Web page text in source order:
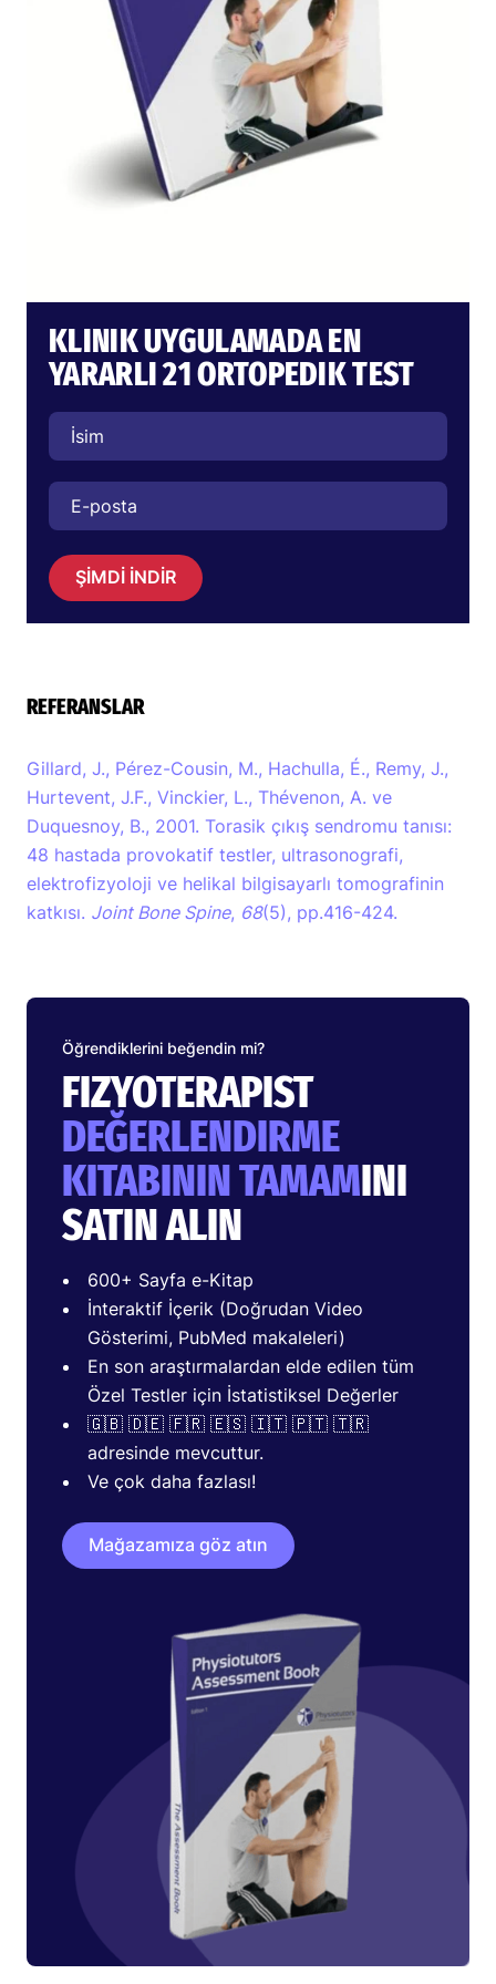
KLINIK UYGULAMADA EN
YARARLI 21 ORTOPEDIK TEST
ŞİMDİ İNDİR
REFERANSLAR
Gillard, J., Pérez-Cousin, M., Hachulla, É., Remy, J.,
Hurtevent, J.F., Vinckier, L., Thévenon, A. ve
Duquesnoy, B., 2001. Torasik çıkış sendromu tanısı:
48 hastada provokatif testler, ultrasonografi,
elektrofizyoloji ve helikal bilgisayarlı tomografinin
katkısı. Joint Bone Spine, 68(5), pp.416-424.
Öğrendiklerini beğendin mi?
FIZYOTERAPIST
DEĞERLENDIRME
KITABININ TAMAMINI
SATIN ALIN
600+ Sayfa e-Kitap
İnteraktif İçerik (Doğrudan Video
Gösterimi, PubMed makaleleri)
En son araştırmalardan elde edilen tüm
Özel Testler için İstatistiksel Değerler
🇬🇧 🇩🇪 🇫🇷 🇪🇸 🇮🇹 🇵🇹 🇹🇷
adresinde mevcuttur.
Ve çok daha fazlası!
Mağazamıza göz atın